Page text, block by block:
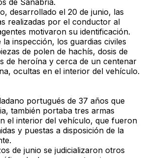
de Sanabria.
desarrollado el 20 de junio, las
realizadas por el conductor al
motivaron su identificación.
inspección, los guardias civiles
de polen de hachís, dosis de
de heroína y cerca de un centenar
, ocultas en el interior del vehículo.
portugués de 37 años que
también portaba tres armas
el interior del vehículo, que fueron
y puestas a disposición de la
de junio se judicializaron otros